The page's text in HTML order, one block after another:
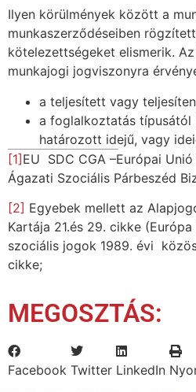
Ilyen körülmények között a
munkaszerződéseiben
kötelezettségeket elismerik.
munkajogi jogviszonyra
a teljesített vagy
a foglalkoztatás típusától
határozott idejű, vagy
[1]EU SDC CGA –Európai
Ágazati Szociális Párbeszéd
[2] Egyebek mellett az
Kartája 21.és 29. cikke
szociális jogok 1989. évi
cikke;
MEGOSZTÁS:
Facebook Twitter LinkedIn